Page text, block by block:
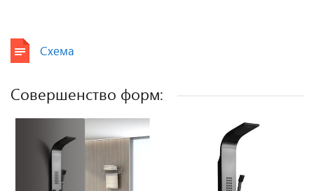
Схема
Совершенство форм: